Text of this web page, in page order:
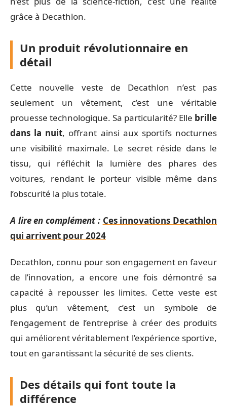
grâce à Decathlon.
Un produit révolutionnaire en
détail
Cette nouvelle veste de Decathlon n’est pas
seulement un vêtement, c’est une véritable
prouesse technologique. Sa particularité? Elle brille
dans la nuit, offrant ainsi aux sportifs nocturnes
une visibilité maximale. Le secret réside dans le
tissu, qui réfléchit la lumière des phares des
voitures, rendant le porteur visible même dans
l’obscurité la plus totale.
A lire en complément : Ces innovations Decathlon
qui arrivent pour 2024
Decathlon, connu pour son engagement en faveur
de l’innovation, a encore une fois démontré sa
capacité à repousser les limites. Cette veste est
plus qu’un vêtement, c’est un symbole de
l’engagement de l’entreprise à créer des produits
qui améliorent véritablement l’expérience sportive,
tout en garantissant la sécurité de ses clients.
Des détails qui font toute la
différence